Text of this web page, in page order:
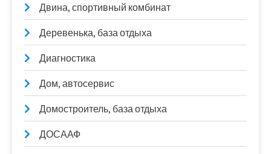
Двина, спортивный комбинат
Деревенька, база отдыха
Диагностика
Дом, автосервис
Домостроитель, база отдыха
ДОСААФ